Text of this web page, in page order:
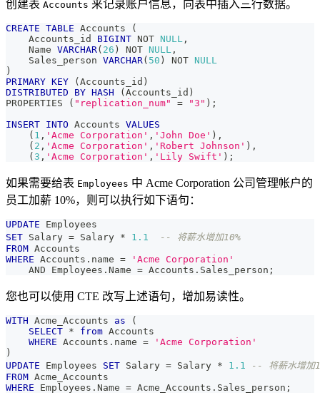
创建表 Accounts 来记录账户信息，向表中插入三行数据。
CREATE TABLE Accounts
(
    Accounts_id
BIGINT NOT NULL ,
    Name
VARCHAR( 26 ) NOT NULL ,
    Sales_person
VARCHAR( 50 ) NOT NULL
)
PRIMARY KEY ( Accounts_id )
DISTRIBUTED
BY HASH ( Accounts_id )
PROPERTIES
( "replication_num" = "3" ) ;
INSERT INTO Accounts VALUES
( 1 , 'Acme Corporation' , 'John Doe' ) ,
( 2 , 'Acme Corporation' , 'Robert Johnson' ) ,
( 3 , 'Acme Corporation' , 'Lily Swift' ) ;
如果需要给表 Employees 中 Acme Corporation 公司管理帐户的
员工加薪 10%，则可以执行如下语句：
UPDATE Employees
SET Salary = Salary * 1.1
-- 将薪水增加10%
FROM Accounts
WHERE Accounts . name =
'Acme Corporation'
AND Employees . Name = Accounts . Sales_person ;
您也可以使用 CTE 改写上述语句，增加易读性。
WITH Acme_Accounts as
(
SELECT * from Accounts
WHERE Accounts . name =
'Acme Corporation'
)
UPDATE Employees SET Salary = Salary * 1.1
-- 将薪水增加
FROM Acme_Accounts
WHERE Employees . Name = Acme_Accounts . Sales_person ;